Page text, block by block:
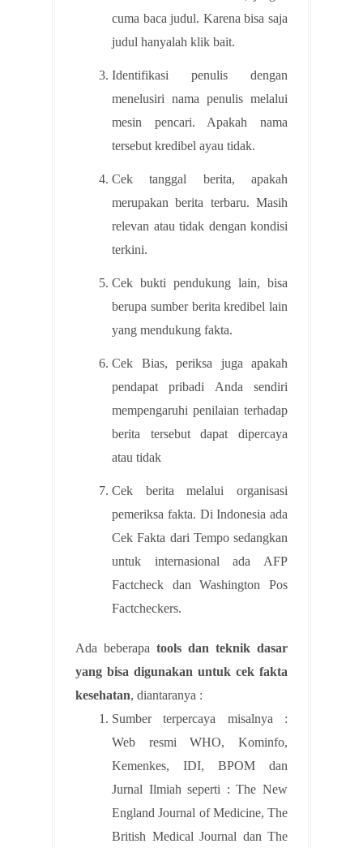
cuma baca judul. Karena bisa saja
judul hanyalah klik bait.
Identifikasi penulis dengan
menelusiri nama penulis melalui
mesin pencari. Apakah nama
tersebut kredibel ayau tidak.
Cek tanggal berita, apakah
merupakan berita terbaru. Masih
relevan atau tidak dengan kondisi
terkini.
Cek bukti pendukung lain, bisa
berupa sumber berita kredibel lain
yang mendukung fakta.
Cek Bias, periksa juga apakah
pendapat pribadi Anda sendiri
mempengaruhi penilaian terhadap
berita tersebut dapat dipercaya
atau tidak
Cek berita melalui organisasi
pemeriksa fakta. Di Indonesia ada
Cek Fakta dari Tempo sedangkan
untuk internasional ada AFP
Factcheck dan Washington Pos
Factcheckers.
Ada beberapa tools dan teknik dasar
yang bisa digunakan untuk cek fakta
kesehatan, diantaranya :
Sumber terpercaya misalnya :
Web resmi WHO, Kominfo,
Kemenkes, IDI, BPOM dan
Jurnal Ilmiah seperti : The New
England Journal of Medicine, The
British Medical Journal dan The